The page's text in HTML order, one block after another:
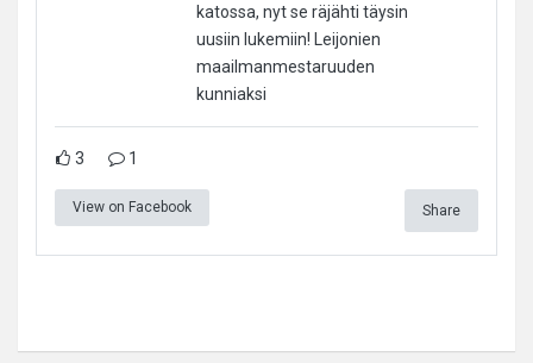
katossa, nyt se räjähti täysin
uusiin lukemiin! Leijonien
maailmanmestaruuden
kunniaksi
3 1
View on Facebook Share